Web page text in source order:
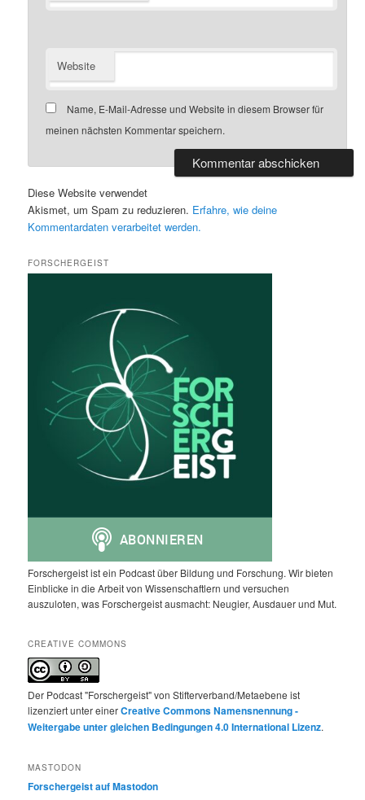
Website
Name, E-Mail-Adresse und Website in diesem Browser für
meinen nächsten Kommentar speichern.
Diese Website verwendet
Akismet, um Spam zu reduzieren. Erfahre, wie deine
Kommentardaten verarbeitet werden.
FORSCHERGEIST
Forschergeist ist ein Podcast über Bildung und Forschung. Wir bieten
Einblicke in die Arbeit von Wissenschaftlern und versuchen
auszuloten, was Forschergeist ausmacht: Neugier, Ausdauer und Mut.
CREATIVE COMMONS
Der Podcast "Forschergeist" von Stifterverband/Metaebene ist
lizenziert unter einerCreative Commons Namensnennung -
Weitergabe unter gleichen Bedingungen 4.0 International Lizenz.
MASTODON
Forschergeist auf Mastodon